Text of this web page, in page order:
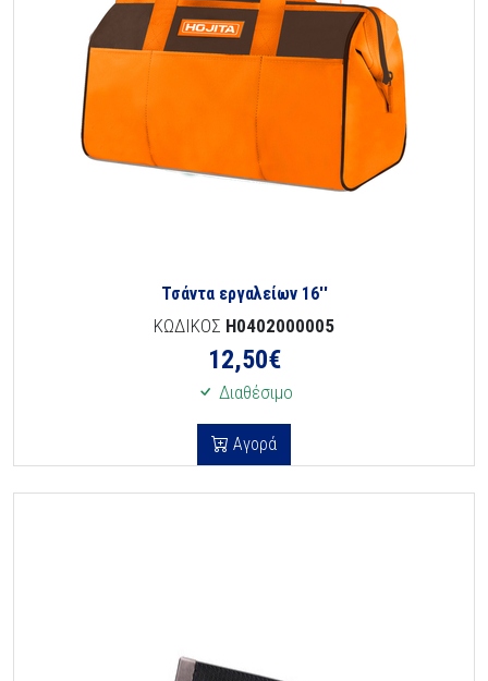
Τσάντα εργαλείων 16''
ΚΩΔΙΚΟΣ H0402000005
12,50€
Διαθέσιμο
Αγορά